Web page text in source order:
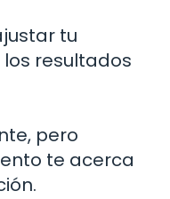
tu
resultados
pero
te acerca